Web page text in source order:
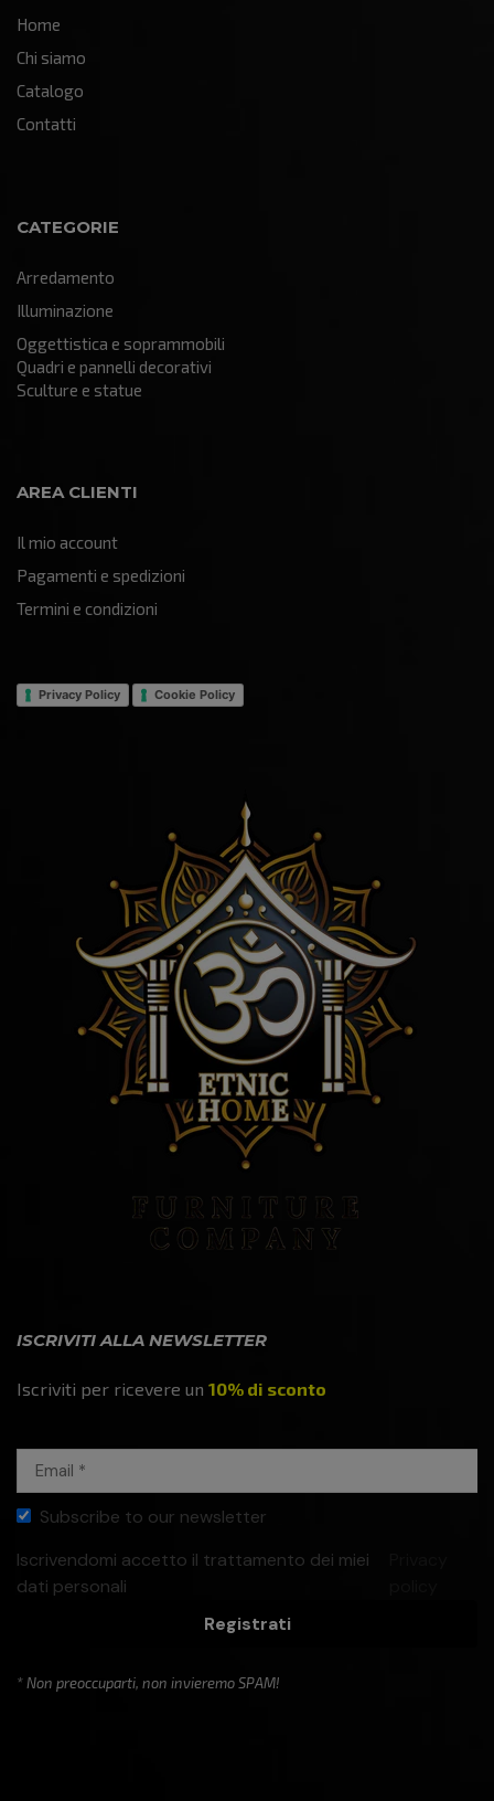
Home
Chi siamo
Catalogo
Contatti
CATEGORIE
Arredamento
Illuminazione
Oggettistica e soprammobili
Quadri e pannelli decorativi
Sculture e statue
AREA CLIENTI
Il mio account
Pagamenti e spedizioni
Termini e condizioni
Privacy Policy Cookie Policy
ISCRIVITI ALLA NEWSLETTER
Iscriviti per ricevere un 10% di sconto
Subscribe to our newsletter
Iscrivendomi accetto il trattamento dei miei
dati personali
Registrati
* Non preoccuparti, non invieremo SPAM!